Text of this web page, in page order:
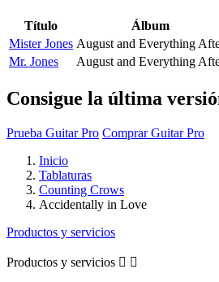
Título Álbum
Mister Jones August and Everything
Mr. Jones
August and Everything
Consigue la última
Prueba Guitar Pro Comprar Guitar Pro
Inicio
Tablaturas
Counting Crows
Accidentally in Love
Productos y servicios
Productos y servicios  